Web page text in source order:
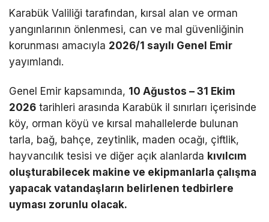
Karabük Valiliği tarafından, kırsal alan ve orman
yangınlarının önlenmesi, can ve mal güvenliğinin
korunması amacıyla 2026/1 sayılı Genel Emir
yayımlandı.
Genel Emir kapsamında, 10 Ağustos – 31 Ekim
2026 tarihleri arasında Karabük il sınırları içerisinde
köy, orman köyü ve kırsal mahallelerde bulunan
tarla, bağ, bahçe, zeytinlik, maden ocağı, çiftlik,
hayvancılık tesisi ve diğer açık alanlarda kıvılcım
oluşturabilecek makine ve ekipmanlarla çalışma
yapacak vatandaşların belirlenen tedbirlere
uyması zorunlu olacak.